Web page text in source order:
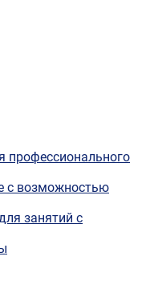
профессионального
с возможностью
занятий с